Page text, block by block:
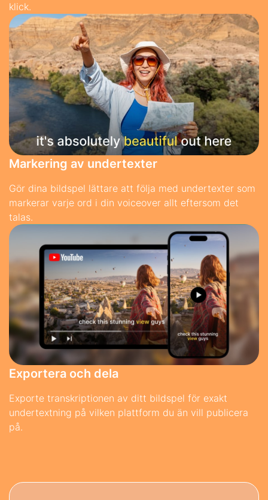
klick.
Markering av undertexter
Gör dina bildspel lättare att följa med undertexter som
markerar varje ord i din voiceover allt eftersom det
talas.
Exportera och dela
Exporte transkriptionen av ditt bildspel för exakt
undertextning på vilken plattform du än vill publicera
på.